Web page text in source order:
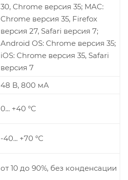
30, Chrome версия 35; MAC:
Chrome версия 35, Firefox
версия 27, Safari версия 7;
Android OS: Chrome версия 35;
iOS: Chrome версия 35, Safari
версия 7
48 В, 800 мА
0... +40 °C
-40... +70 °C
от 10 до 90%, без конденсации